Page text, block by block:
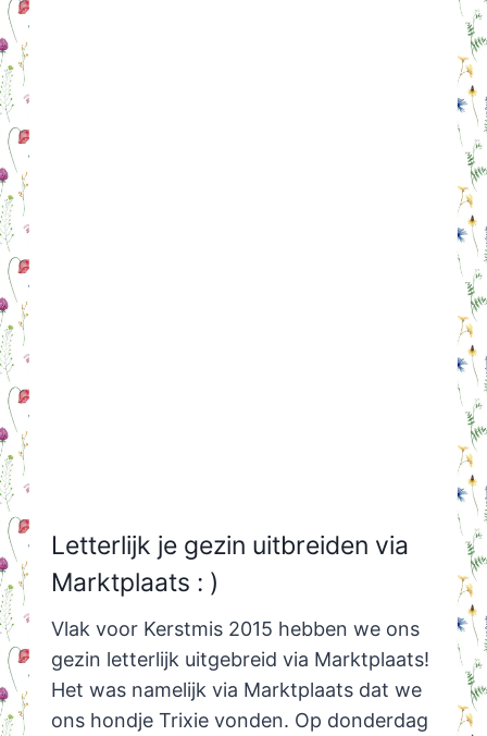
Letterlijk je gezin uitbreiden via
Marktplaats : )
Vlak voor Kerstmis 2015 hebben we ons
gezin letterlijk uitgebreid via Marktplaats!
Het was namelijk via Marktplaats dat we
ons hondje Trixie vonden. Op donderdag